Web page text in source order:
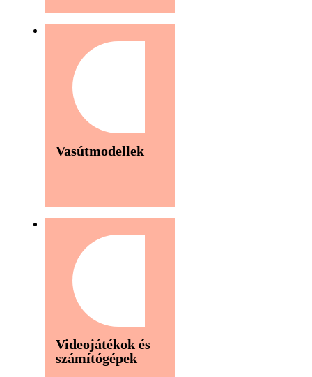
Vasútmodellek
Videojátékok és
számítógépek